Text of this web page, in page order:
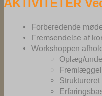
AKTIVITETER
Forberedende
Fremsendelse af
Workshoppen
Oplæg/